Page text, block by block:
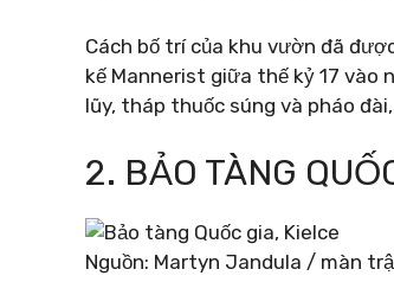
Cách bố trí của khu vườn đã
kế Mannerist giữa thế kỷ 17 vào
lũy, tháp thuốc súng và pháo
2. BẢO TÀNG
Nguồn: Martyn Jandula / màn